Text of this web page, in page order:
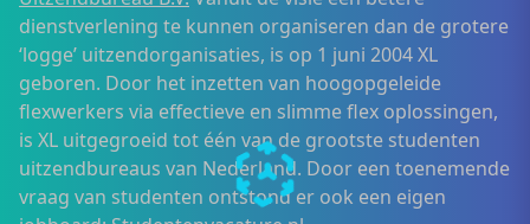
dienstverlening te kunnen organiseren dan de grotere
‘logge’ uitzendorganisaties, is op 1 juni 2004 XL
geboren. Door het inzetten van hoogopgeleide
flexwerkers via effectieve en slimme flex oplossingen,
is XL uitgegroeid tot één van de grootste studenten
uitzendbureaus van Nederland. Door een toenemende
vraag van studenten ontstond er ook een eigen